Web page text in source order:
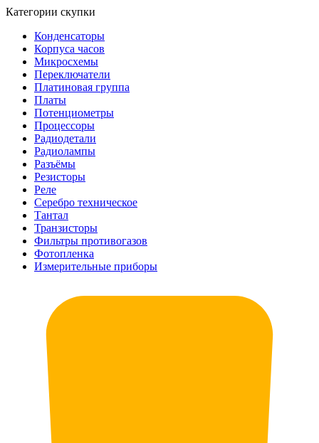
Категории скупки
Конденсаторы
Корпуса часов
Микросхемы
Переключатели
Платиновая группа
Платы
Потенциометры
Процессоры
Радиодетали
Радиолампы
Разъёмы
Резисторы
Реле
Серебро техническое
Тантал
Транзисторы
Фильтры противогазов
Фотопленка
Измерительные приборы